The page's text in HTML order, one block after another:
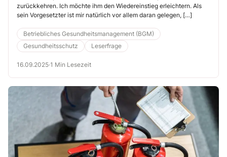
ins Büro?“
zurückkehren. Ich möchte ihm den Wiedereinstieg erleichtern. Als
sein Vorgesetzter ist mir natürlich vor allem daran gelegen, […]
Betriebliches Gesundheitsmanagement (BGM)
Gesundheitsschutz
Leserfrage
16.09.2025·1 Min Lesezeit